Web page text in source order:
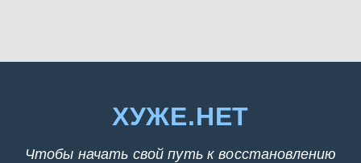
ХУЖЕ.НЕТ
Чтобы начать свой путь к восстановлению